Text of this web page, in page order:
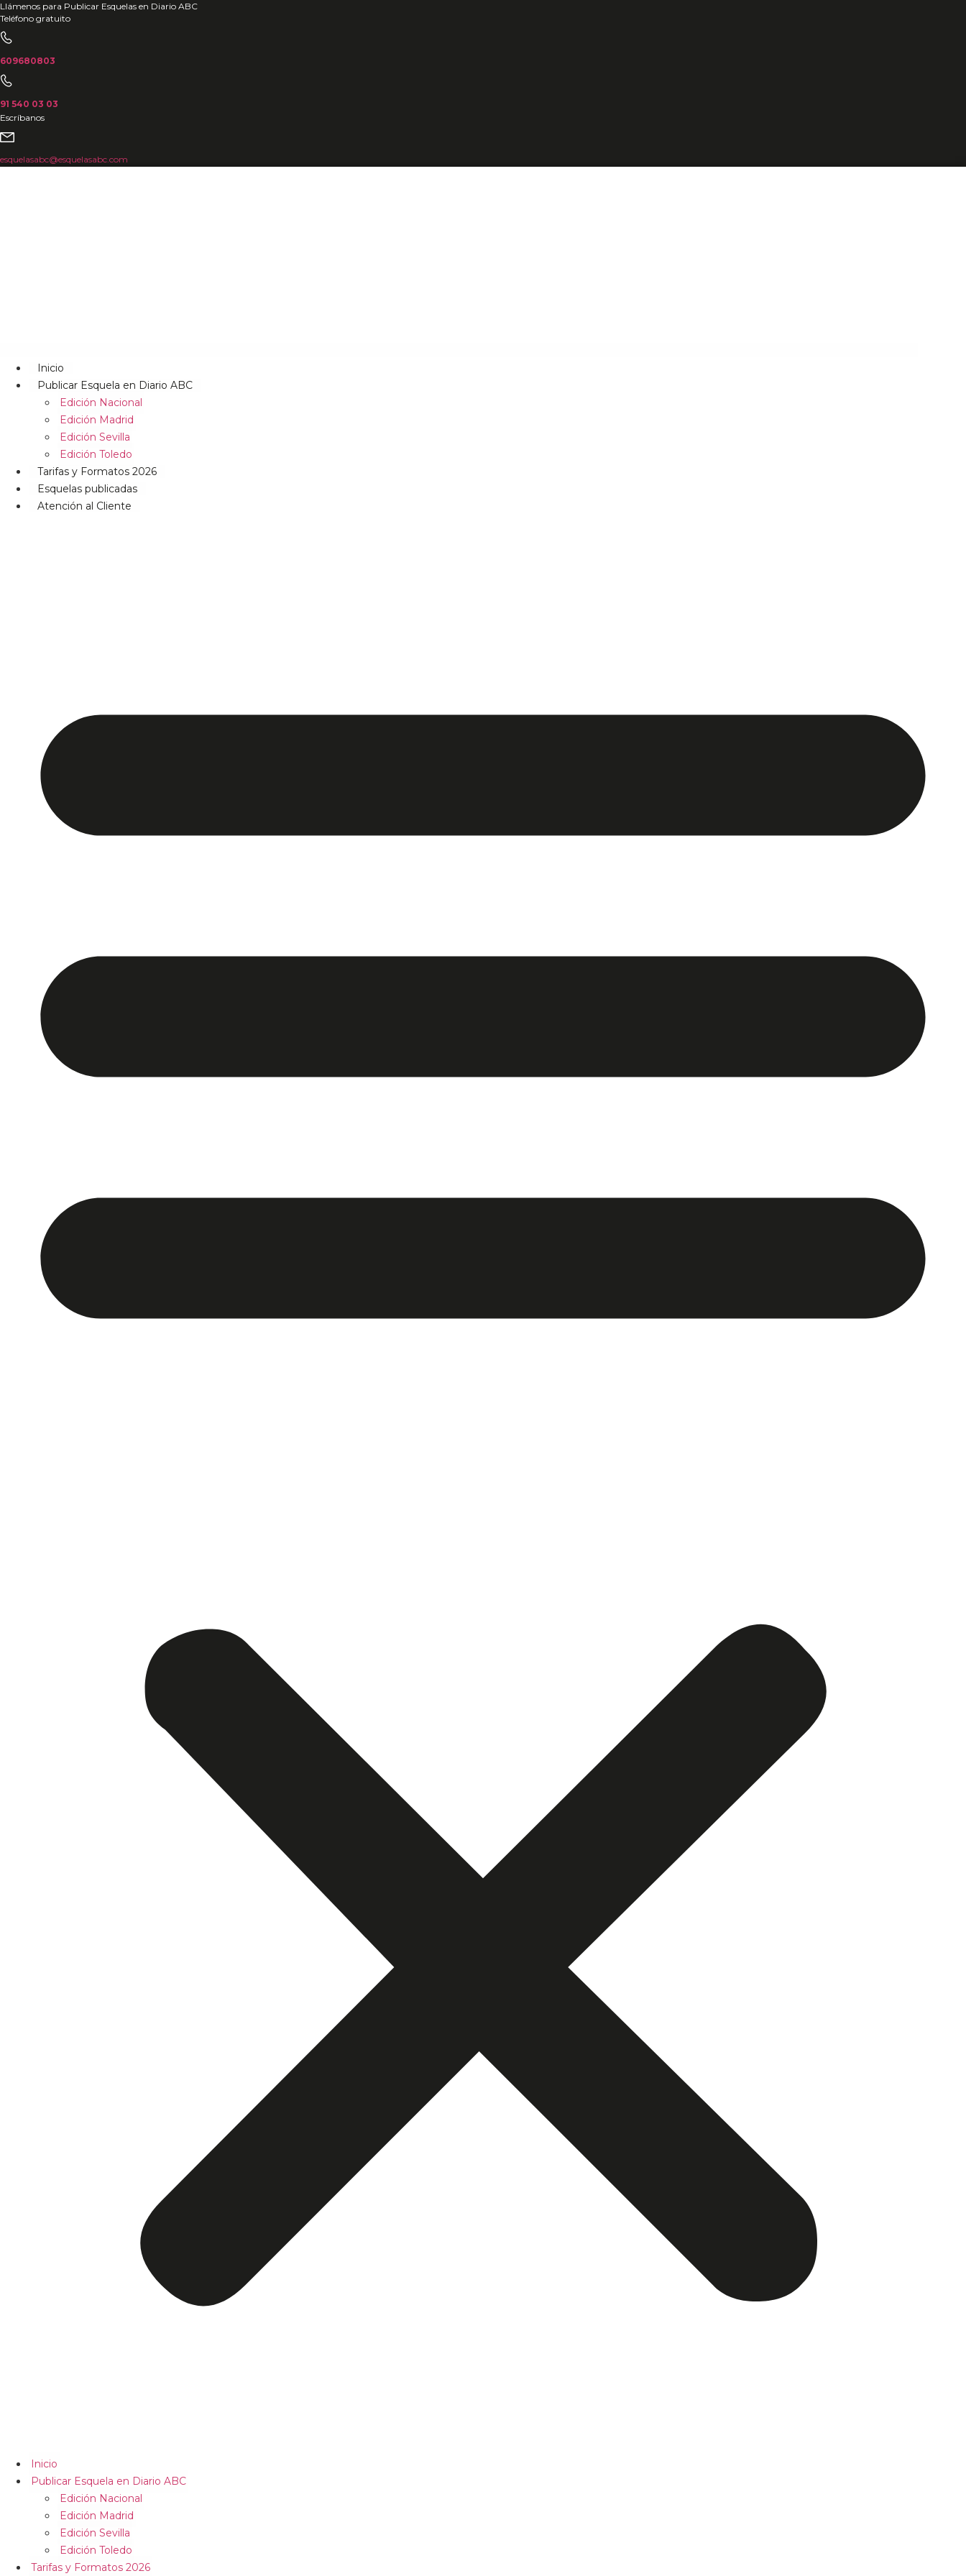
Ir
al
contenido
Llámenos para Publicar Esquelas en Diario ABC
Teléfono gratuito
609680803
91 540 03 03
Escríbanos
esquelasabc@esquelasabc.com
Inicio
Publicar Esquela en Diario ABC
Edición Nacional
Edición Madrid
Edición Sevilla
Edición Toledo
Tarifas y Formatos 2026
Esquelas publicadas
Atención al Cliente
Inicio
Publicar Esquela en Diario ABC
Edición Nacional
Edición Madrid
Edición Sevilla
Edición Toledo
Tarifas y Formatos 2026